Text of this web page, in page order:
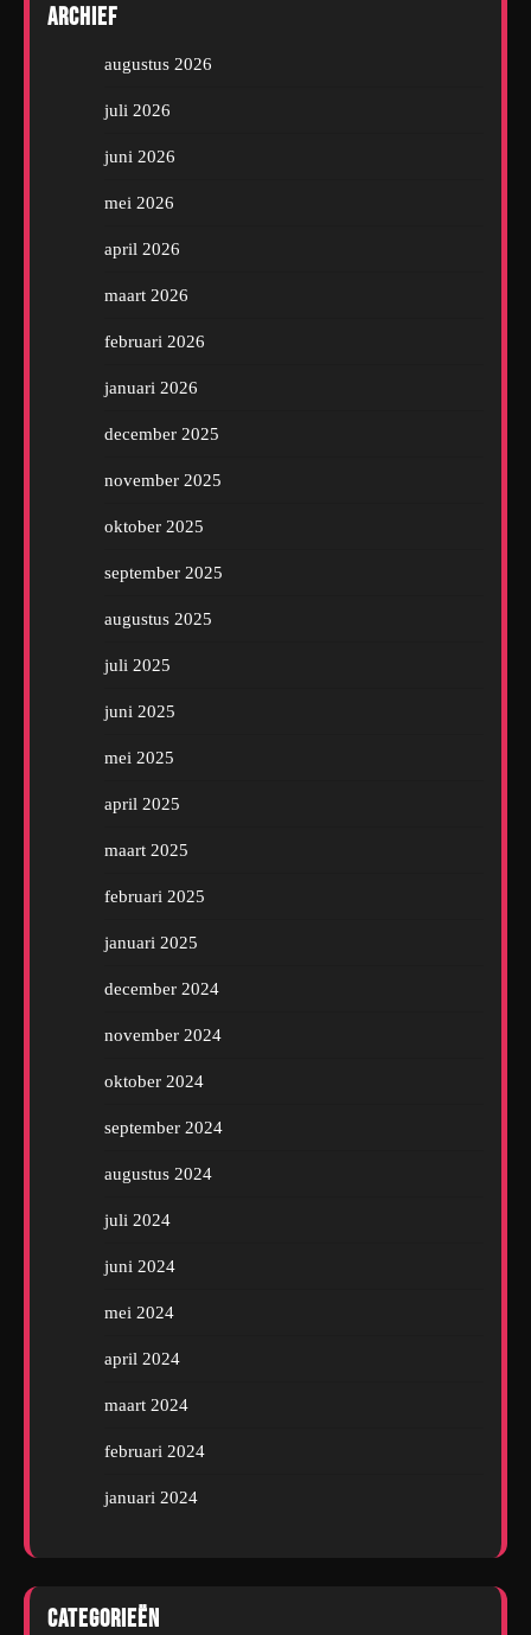
Archief
augustus 2026
juli 2026
juni 2026
mei 2026
april 2026
maart 2026
februari 2026
januari 2026
december 2025
november 2025
oktober 2025
september 2025
augustus 2025
juli 2025
juni 2025
mei 2025
april 2025
maart 2025
februari 2025
januari 2025
december 2024
november 2024
oktober 2024
september 2024
augustus 2024
juli 2024
juni 2024
mei 2024
april 2024
maart 2024
februari 2024
januari 2024
Categorieën